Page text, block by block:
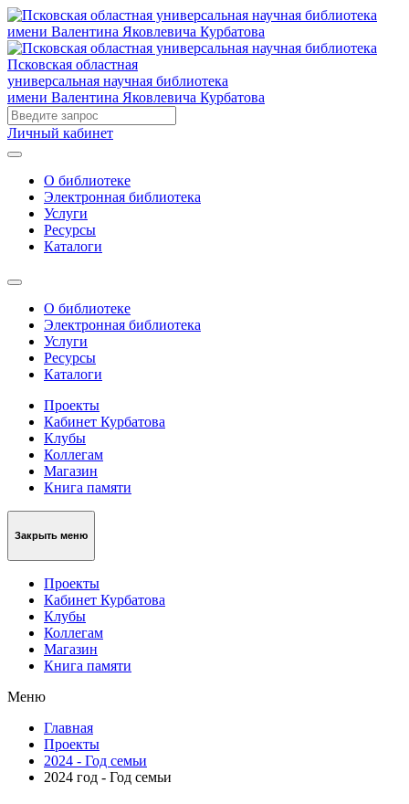
Псковская областная
универсальная научная библиотека
имени Валентина Яковлевича Курбатова
Личный кабинет
О библиотеке
Электронная библиотека
Услуги
Ресурсы
Каталоги
О библиотеке
Электронная библиотека
Услуги
Ресурсы
Каталоги
Проекты
Кабинет Курбатова
Клубы
Коллегам
Магазин
Книга памяти
Закрыть меню
Проекты
Кабинет Курбатова
Клубы
Коллегам
Магазин
Книга памяти
Меню
Главная
Проекты
2024 - Год семьи
2024 год - Год семьи